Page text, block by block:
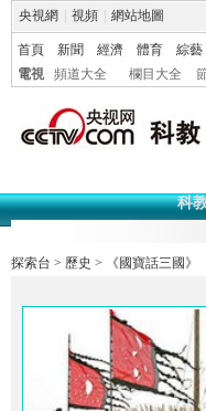
央視網 視頻 網站地圖
首頁 新聞 經濟 體育 綜藝
電視
頻道大全 欄目大全
科
探索台 > 歷史 > 《國寶話三國》